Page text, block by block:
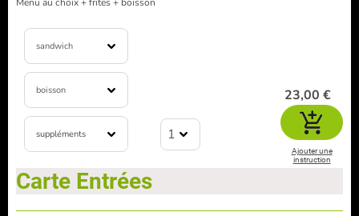
sandwich
boisson
suppléments 1
23,00 €
Ajouter une
instruction
Carte Entrées